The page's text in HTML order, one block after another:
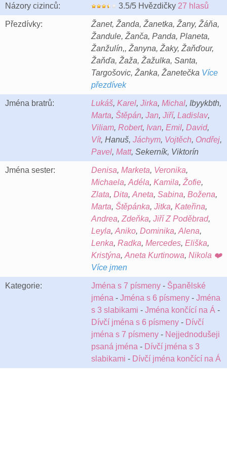
Názory cizinců: 3.5/5 Hvězdičky 27 hlasů
Přezdívky:
Žanet, Žanda, Žanetka, Žany, Žáňa,
Žandule, Žanča, Panda, Planeta,
Žanžulín,, Žanyna, Žaky, Žaňďour,
Žaňďa, Žaža, Žažulka, Santa,
Targošovic, Žanka, Žanetečka Více
přezdívek
Jména bratrů: Lukáš, Karel, Jirka, Michal, Ibyykbth,
Marta, Štěpán, Jan, Jiří, Ladislav,
Viliam, Robert, Ivan, Emil, David,
Vít, Hanuš, Jáchym, Vojtěch, Ondřej,
Pavel, Matt, Sekerník, Viktorín
Jména sester: Denisa, Marketa, Veronika,
Michaela, Adéla, Kamila, Žofie,
Zlata, Dita, Aneta, Sabina, Božena,
Marta, Štěpánka, Jitka, Kateřina,
Andrea, Zdeňka, Jiří Z Poděbrad,
Leyla, Aniko, Dominika, Alena,
Lenka, Radka, Mercedes, Eliška,
Kristýna, Aneta Kurtinowa, Nikola ❤️
Více jmen
Kategorie: Jména s 7 písmeny - Španělské
jména - Jména s 6 písmeny - Jména
s 3 slabikami - Jména končící na Á -
Dívčí jména s 6 písmeny - Dívčí
jména s 7 písmeny - Nejjednodušeji
psaná jména - Dívčí jména s 3
slabikami - Dívčí jména končící na Á